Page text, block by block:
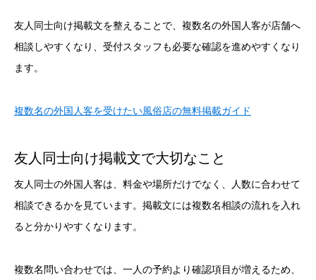
友人同士向け掲載文を整えることで、複数名の外国人客が店舗へ
相談しやすくなり、受付スタッフも必要な確認を進めやすくなり
ます。
複数名の外国人客を受けたい風俗店の無料掲載ガイド
友人同士向け掲載文で大切なこと
友人同士の外国人客は、料金や場所だけでなく、人数に合わせて
相談できるかを見ています。掲載文には複数名相談の流れを入れ
ると分かりやすくなります。
複数名問い合わせでは、一人の予約より確認項目が増えるため、